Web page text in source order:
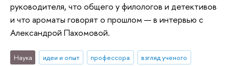
руководителя, что общего у филологов и детективов
и что ароматы говорят о прошлом — в интервью с
Александрой Пахомовой.
Наука идеи и опыт профессора
взгляд ученого